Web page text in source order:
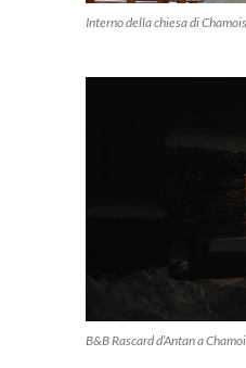
Interno della chiesa di
B&B Rascard d’Antan a